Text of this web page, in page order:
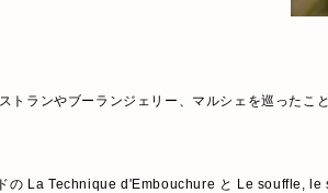
トランやブーランジェリー、マルシェを巡ったこ
の La Technique d'Embouchure と Le souffle,